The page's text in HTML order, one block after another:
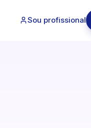
Sou profissional